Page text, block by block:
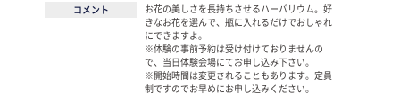
コメント
お花の美しさを長持ちさせるハーバリウム。好
きなお花を選んで、瓶に入れるだけでおしゃれ
にできますよ。
※体験の事前予約は受け付けておりませんの
で、当日体験会場にてお申し込み下さい。
※開始時間は変更されることもあります。定員
制ですのでお早めにお申し込みください。